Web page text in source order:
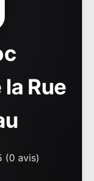
Rue
(0 avis)